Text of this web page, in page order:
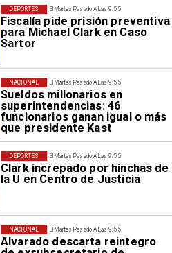
El Martes Pasado A Las 9:55
Fiscalía pide prisión preventiva
para Michael Clark en Caso
Sartor
DEPORTES
El Martes Pasado A Las 9:55
Sueldos millonarios en
superintendencias: 46
funcionarios ganan igual o más
que presidente Kast
NACIONAL
El Martes Pasado A Las 9:55
Clark increpado por hinchas de
la U en Centro de Justicia
DEPORTES
El Martes Pasado A Las 9:55
Alvarado descarta reintegro
NACIONAL